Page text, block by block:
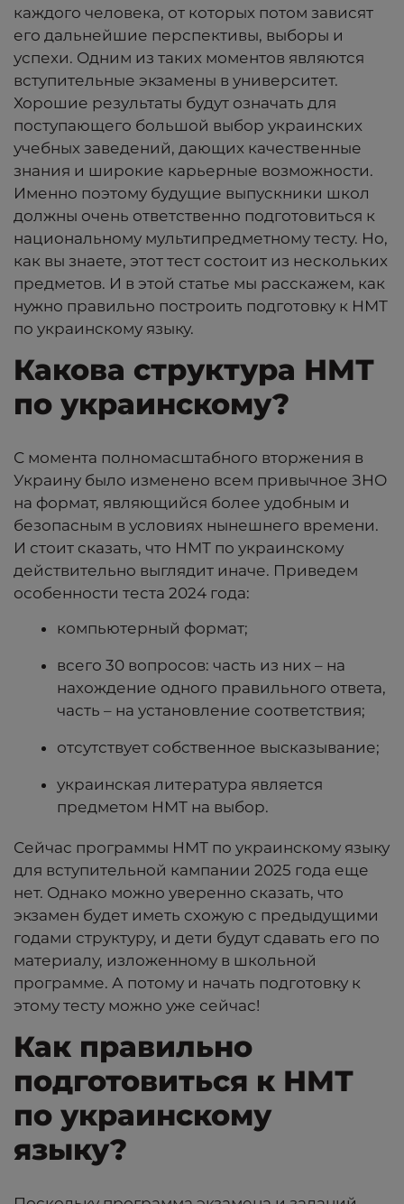
каждого человека, от которых потом зависят
его дальнейшие перспективы, выборы и
успехи. Одним из таких моментов являются
вступительные экзамены в университет.
Хорошие результаты будут означать для
поступающего большой выбор украинских
учебных заведений, дающих качественные
знания и широкие карьерные возможности.
Именно поэтому будущие выпускники школ
должны очень ответственно подготовиться к
национальному мультипредметному тесту. Но,
как вы знаете, этот тест состоит из нескольких
предметов. И в этой статье мы расскажем, как
нужно правильно построить подготовку к НМТ
по украинскому языку.
Какова структура НМТ
по украинскому?
С момента полномасштабного вторжения в
Украину было изменено всем привычное ЗНО
на формат, являющийся более удобным и
безопасным в условиях нынешнего времени.
И стоит сказать, что НМТ по украинскому
действительно выглядит иначе. Приведем
особенности теста 2024 года:
компьютерный формат;
всего 30 вопросов: часть из них – на
нахождение одного правильного ответа,
часть – на установление соответствия;
отсутствует собственное высказывание;
украинская литература является
предметом НМТ на выбор.
Сейчас программы НМТ по украинскому языку
для вступительной кампании 2025 года еще
нет. Однако можно уверенно сказать, что
экзамен будет иметь схожую с предыдущими
годами структуру, и дети будут сдавать его по
материалу, изложенному в школьной
программе. А потому и начать подготовку к
этому тесту можно уже сейчас!
Как правильно
подготовиться к НМТ
по украинскому
языку?